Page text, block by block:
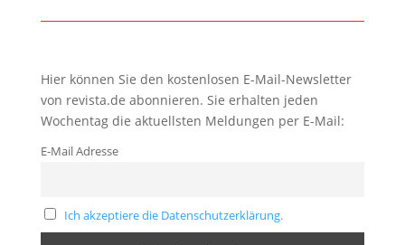
Hier können Sie den kostenlosen E-Mail-Newsletter
von revista.de abonnieren. Sie erhalten jeden
Wochentag die aktuellsten Meldungen per E-Mail:
E-Mail Adresse
Ich akzeptiere die Datenschutzerklärung.